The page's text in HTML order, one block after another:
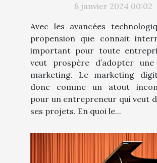
8 janvier 2024 00:02
Avec les avancées
propension que connait
important pour toute
veut prospère d’adopter
marketing. Le marketing
donc comme un atout
pour un entrepreneur qui veut
ses projets. En quoi le...